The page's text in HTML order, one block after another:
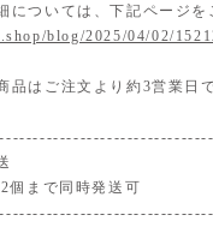
については、下記ページを
blog/2025/04/02/
品はご注文より約3営業日
個まで同時発送可